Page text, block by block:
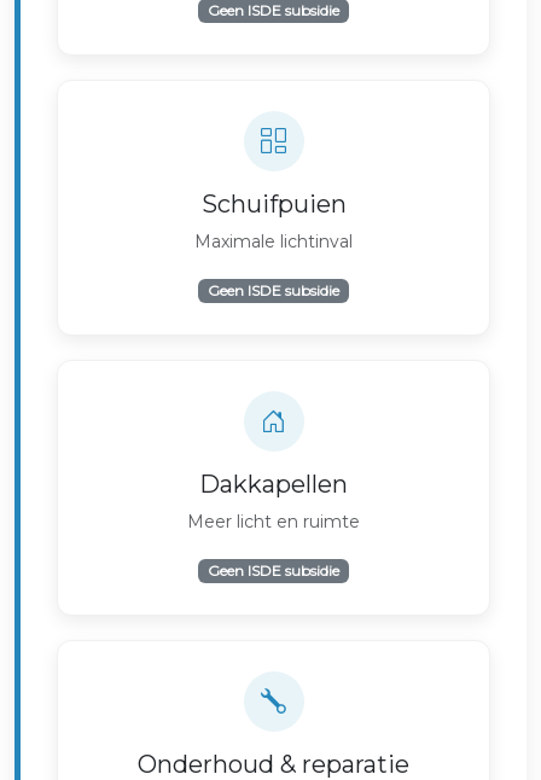
Geen ISDE subsidie
Schuifpuien
Maximale lichtinval
Geen ISDE subsidie
Dakkapellen
Meer licht en ruimte
Geen ISDE subsidie
Onderhoud & reparatie